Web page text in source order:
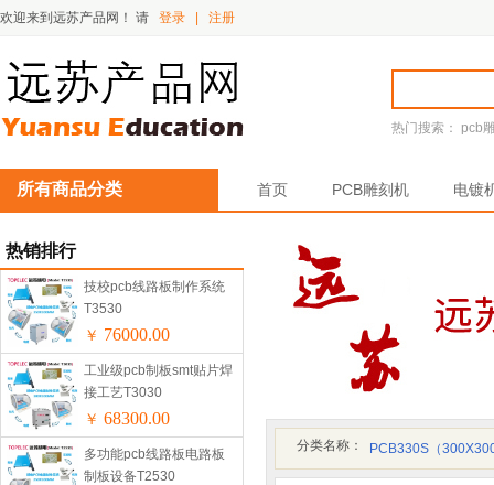
欢迎来到远苏产品网！ 请 登录 注册
热门搜索： pcb
所有商品分类 首页 PCB雕刻机 电镀
热销排行
技校pcb线路板制作系统
T3530
￥ 76000.00
工业级pcb制板smt贴片焊
接工艺T3030
￥ 68300.00
多功能pcb线路板电路板
制板设备T2530
分类名称： PCB330S（